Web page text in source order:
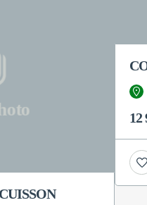
12